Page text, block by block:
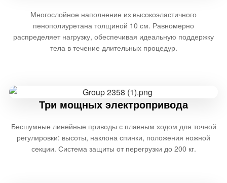
Многослойное наполнение из высокоэластичного
пенополиуретана толщиной 10 см. Равномерно
распределяет нагрузку, обеспечивая идеальную поддержку
тела в течение длительных процедур.
Три мощных электропривода
Бесшумные линейные приводы с плавным ходом для точной
регулировки: высоты, наклона спинки, положения ножной
секции. Система защиты от перегрузки до 200 кг.